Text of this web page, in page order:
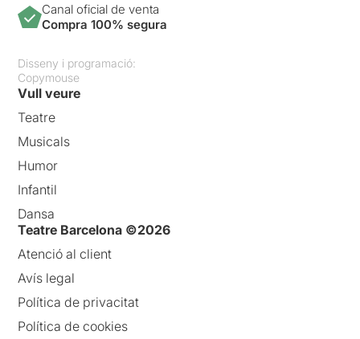
Canal oficial de venta
Compra 100% segura
Disseny i programació:
Copymouse
Vull veure
Teatre
Musicals
Humor
Infantil
Dansa
Teatre Barcelona ©2026
Atenció al client
Avís legal
Política de privacitat
Política de cookies